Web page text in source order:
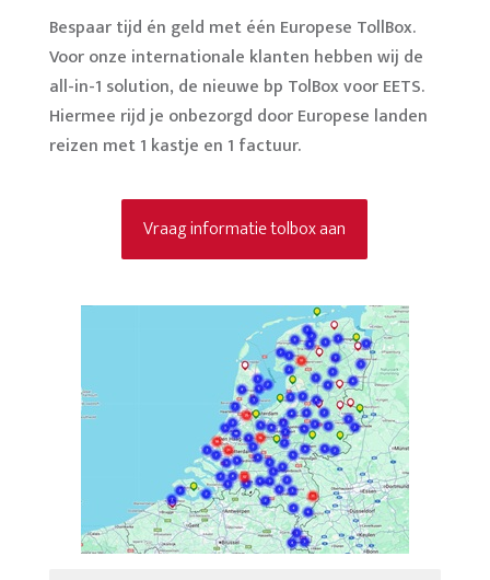
Bespaar tijd én geld met één Europese TollBox.
Voor onze internationale klanten hebben wij de
all-in-1 solution, de nieuwe bp TolBox voor EETS.
Hiermee rijd je onbezorgd door Europese landen
reizen met 1 kastje en 1 factuur.
Vraag informatie tolbox aan